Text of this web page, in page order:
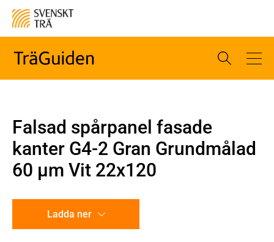
Falsad spårpanel fasade
kanter G4-2 Gran Grundmålad
60 µm Vit 22x120
Ladda ner